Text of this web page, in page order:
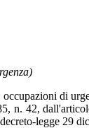
di
n. 42,
legge 29